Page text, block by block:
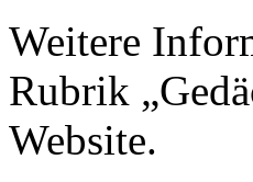
Weitere
Rubrik
Website.